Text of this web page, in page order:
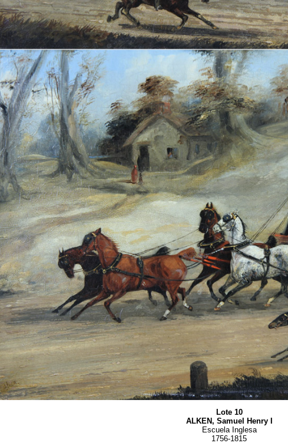
Lote 10
ALKEN, Samuel Henry I
Escuela Inglesa
1756-1815